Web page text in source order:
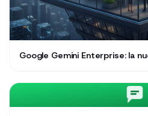
Google Gemini Enterprise: la